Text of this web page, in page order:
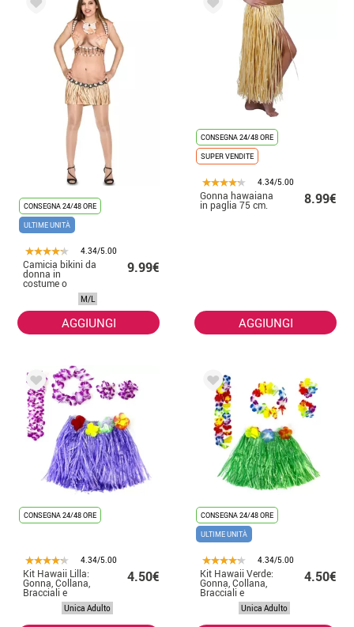
CONSEGNA 24/48 ORE
ULTIME UNITÀ
4.34/5.00
Camicia bikini da
donna in
costume o
9.99€
M/L
AGGIUNGI
CONSEGNA 24/48 ORE
SUPER VENDITE
4.34/5.00
Gonna hawaiana
in paglia 75 cm. 8.99€
AGGIUNGI
CONSEGNA 24/48 ORE
4.34/5.00
Kit Hawaii Lilla:
Gonna, Collana,
Bracciali e
Copricapo
4.50€
Unica Adulto
CONSEGNA 24/48 ORE
ULTIME UNITÀ
4.34/5.00
Kit Hawaii Verde:
Gonna, Collana,
Bracciali e
Copricapo
4.50€
Unica Adulto